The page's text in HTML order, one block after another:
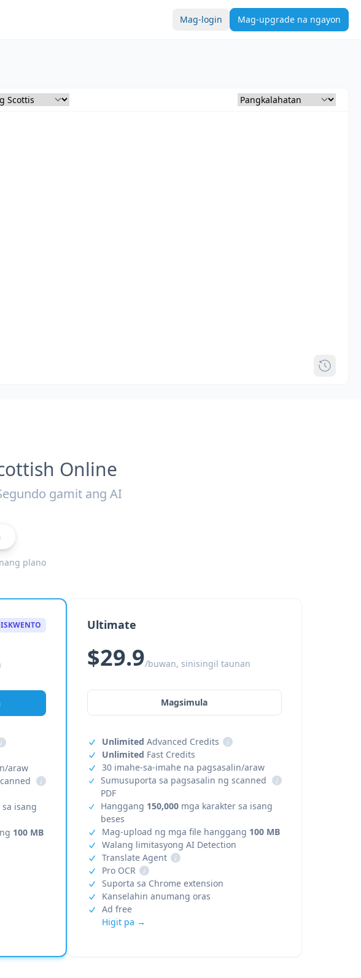
Mag-login Mag-upgrade na ngayon
Online
gamit ang AI
plano
i
araw
i
isang
100 MB
Ultimate
$29.9/buwan, sinisingil taunan
Magsimula
Unlimited Advanced Credits
i
Unlimited Fast Credits
30 imahe-sa-imahe na pagsasalin/araw
Sumusuporta sa pagsasalin ng scanned
PDF
i
Hanggang 150,000 mga karakter sa isang
beses
Mag-upload ng mga file hanggang 100 MB
Walang limitasyong AI Detection
Translate Agent
i
Pro OCR
i
Suporta sa Chrome extension
Kanselahin anumang oras
Ad free
Higit pa →